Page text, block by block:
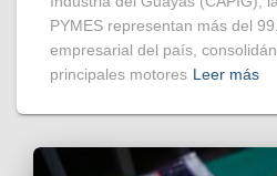
PYMES representan más del
empresarial del país,
principales motores Leer más